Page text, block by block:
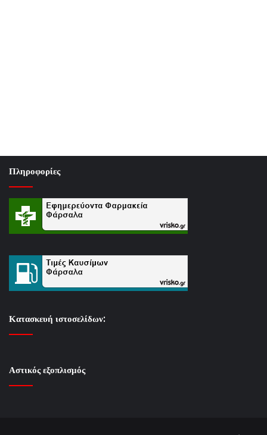
Πληροφορίες
Κατασκευή ιστοσελίδων:
Αστικός εξοπλισμός